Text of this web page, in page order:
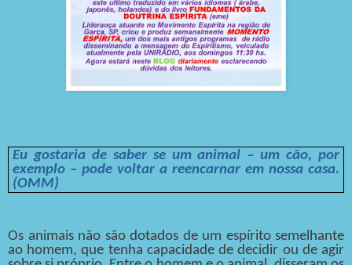
Eu gostaria de saber se um animal – um cão, por
exemplo – pode voltar a reencarnar em nossa casa.
(OMM)
Os animais não são dotados de um espírito semelhante
ao homem, que tenha capacidade de decidir ou de agir